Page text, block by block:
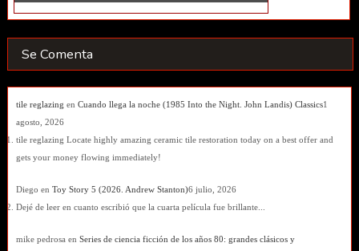
Se Comenta
tile reglazing en Cuando llega la noche (1985 Into the Night. John Landis) Classics1
agosto, 2026
tile reglazing Locate highly amazing ceramic tile restoration today on a best offer and
gets your money flowing immediately!
Diego en Toy Story 5 (2026. Andrew Stanton)6 julio, 2026
Dejé de leer en cuanto escribió que la cuarta película fue brillante...
mike pedrosa en Series de ciencia ficción de los años 80: grandes clásicos y